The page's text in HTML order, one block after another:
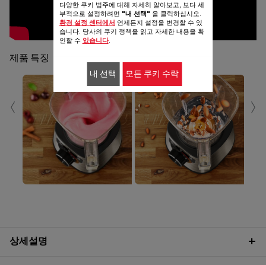
제품 특징
‹ ›
상세설명
다양한 쿠키 범주에 대해 자세히 알아보고, 보다 세
부적으로 설정하려면 "내 선택" 을 클릭하십시오.
환경 설정 센터에서 언제든지 설정을 변경할 수 있
습니다. 당사의 쿠키 정책을 읽고 자세한 내용을 확
인할 수 있습니다.
내 선택 모든 쿠키 수락